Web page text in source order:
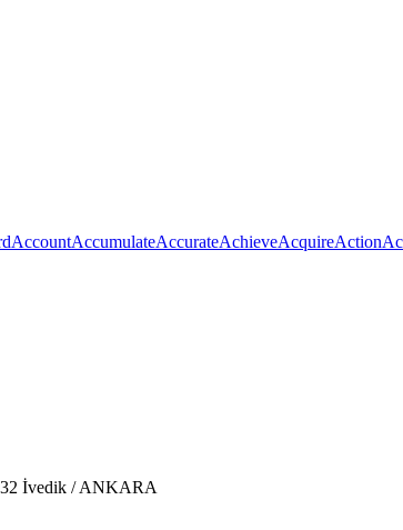
AccountAccumulateAccurateAchieveAcquireAction
32 İvedik / ANKARA